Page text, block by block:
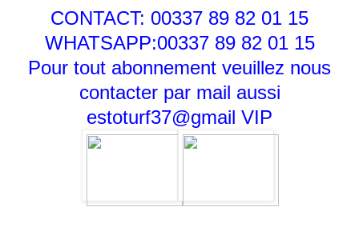
CONTACT: 00337 89 82 01 15
WHATSAPP:00337 89 82 01 15
Pour tout abonnement veuillez nous
contacter par mail aussi
estoturf37@gmail VIP